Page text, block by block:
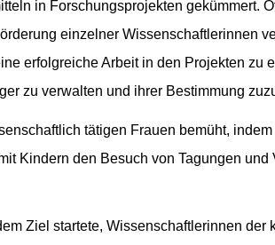
in Forschungsprojekten gekümmert.
einzelner Wissenschaftlerinnen
erfolgreiche Arbeit in den Projekten zu
zu verwalten und ihrer Bestimmung
tätigen Frauen bemüht,
Kindern den Besuch von Tagungen und
Ziel startete, Wissenschaftlerinnen der